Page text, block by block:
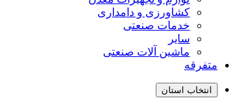
کشاورزی و دامداری
خدمات صنعتی
سایر
ماشین آلات صنعتی
متفرقه
انتخاب استان